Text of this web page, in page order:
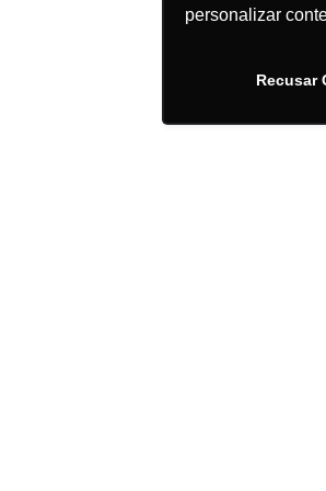
personalizar
Recusar